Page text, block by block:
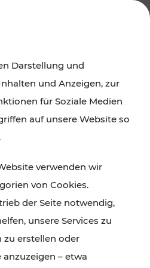
und das Burgenland
Gastronomie,
– viele
Ticket- und Fahrplan-
und schnell erreichbar.
Darstellung und
und Anzeigen, zur
für Soziale Medien
auf unsere Website so
verwenden wir
von Cookies.
der Seite notwendig,
unsere Services zu
zu erstellen oder
– etwa